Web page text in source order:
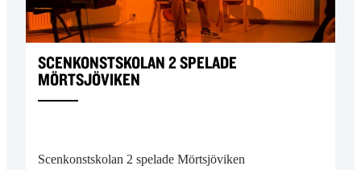
SCENKONSTSKOLAN 2 SPELADE
MÖRTSJÖVIKEN
Scenkonstskolan 2 spelade Mörtsjöviken